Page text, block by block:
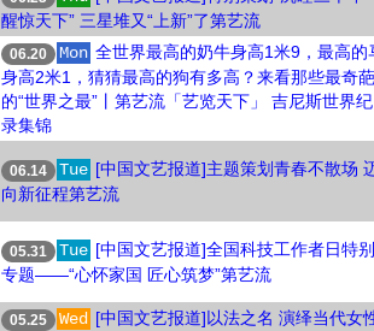
醒惊天下” 三星堆又“上新”了第艺流
06.20 Mon 全世界最高的奶牛身高1米9，最高的
身高2米1，猜猜最高的狗有多高？来看那些最奇葩
的“世界之最”丨第艺流「艺览天下」 吉尼斯世界纪
录集锦
06.14 Tue [中国文艺报道]主题策划青春不散场
向新征程第艺流
05.31 Tue [中国文艺报道]全国科技工作者日特别
专题——“心怀家国 匠心筑梦”第艺流
05.25 Wed [中国文艺报道]以法之名 演绎当代女